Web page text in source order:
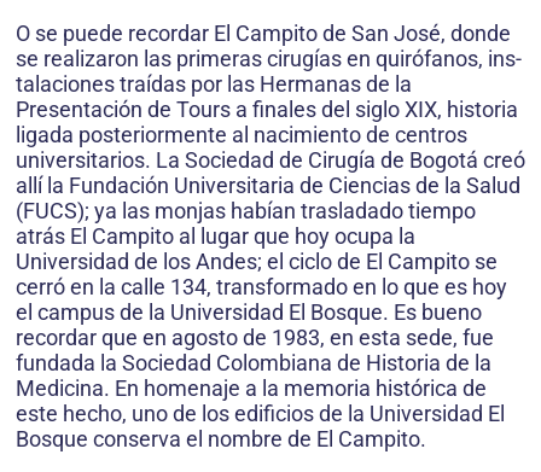
O se puede recordar El Campito de San José, donde
se realizaron las primeras cirugías en quirófanos, ins­
talaciones traídas por las Hermanas de la
Presentación de Tours a finales del siglo XIX, historia
ligada poste­riormente al nacimiento de centros
universitarios. La Sociedad de Cirugía de Bogotá creó
allí la Fundación Universitaria de Ciencias de la Salud
(FUCS); ya las monjas habían trasladado tiempo
atrás El Campito al lugar que hoy ocupa la
Universidad de los Andes; el ciclo de El Campito se
cerró en la calle 134, transformado en lo que es hoy
el campus de la Universidad El Bosque. Es bueno
recordar que en agosto de 1983, en esta sede, fue
fundada la Sociedad Colombiana de Historia de la
Medicina. En homenaje a la memoria histórica de
este hecho, uno de los edificios de la Universidad El
Bosque conserva el nombre de El Campito.